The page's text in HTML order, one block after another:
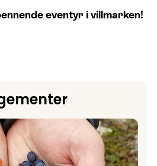
eventyr i villmarken!
på den ville nordiske naturen